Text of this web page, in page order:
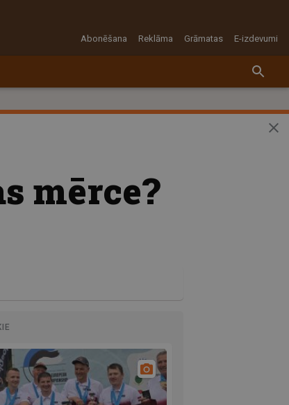
Abonēšana
Reklāma Grāmatas E-izdevumi
mērce?